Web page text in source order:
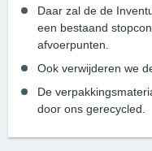
Daar zal de de
een bestaand
afvoerpunten.
Ook verwijderen we
De
door ons gerecycled.